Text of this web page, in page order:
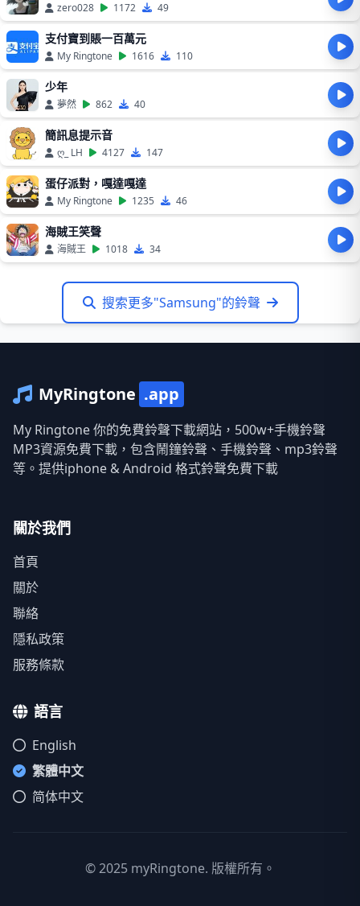
zero028 1172 49
支付寶到賬一百萬元
My Ringtone 1616 110
少年
夢然 862 40
簡訊息提示音
ღ_ LH 4127 147
蛋仔派對，嘎達嘎達
My Ringtone 1235 46
海賊王笑聲
海賊王 1018 34
搜索更多"Samsung"的鈴聲
MyRingtone .app
My Ringtone 你的免費鈴聲下載網站，500w+手機鈴聲
MP3資源免費下載，包含鬧鐘鈴聲、手機鈴聲、mp3鈴聲
等。提供iphone & Android 格式鈴聲免費下載
關於我們
首頁
關於
聯絡
隱私政策
服務條款
語言
English
繁體中文
简体中文
© 2025 myRingtone. 版權所有。